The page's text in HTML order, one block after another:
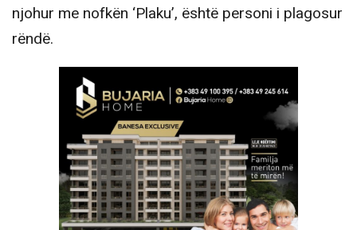
njohur me nofkën ‘Plaku’, është personi i plagosur
rëndë.